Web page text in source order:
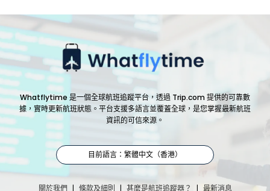
Whatflytime 是一個全球航班追蹤平台，透過 Trip.com 提供的可靠數
據，實時更新航班狀態。平台支援多語言並覆蓋全球，是您掌握最新航班
資訊的可信來源。
目前語言：繁體中文（香港）
關於我們 | 條款及細則 | 甚麼是航班追蹤器？ | 最新消息